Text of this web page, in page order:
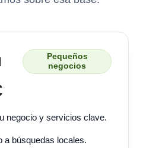
Pequeños
negocios
negocio y servicios clave.
a búsquedas locales.